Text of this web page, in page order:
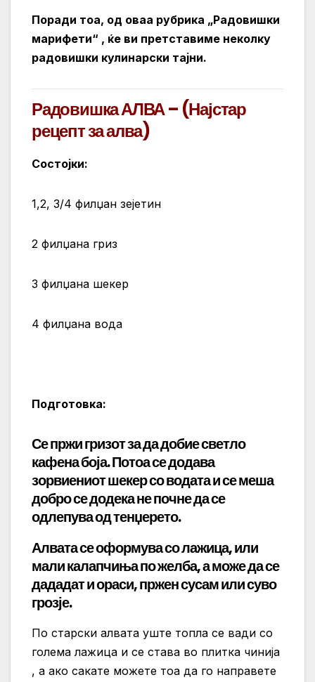
Поради тоа, од оваа рубрика „Радовишки
марифети“ , ќе ви претставиме неколку
радовишки кулинарски тајни.
Радовишка АЛВА – (Најстар
рецепт за алва)
Состојки:
1,2, 3/4 филџан зејетин
2 филџана гриз
3 филџана шекер
4 филџана вода
Подготовка:
Се пржи гризот за да добие светло
кафена боја. Потоа се додава
зорвиениот шекер со водата и се меша
добро се додека не почне да се
одлепува од тенџерето.
Алвата се оформува со лажица, или
мали калапчиња по желба, а може да се
дададат и ораси, пржен сусам или суво
грозје.
По старски алвата уште топла се вади со
голема лажица и се става во плитка чинија
, а ако сакате можете тоа да го направете